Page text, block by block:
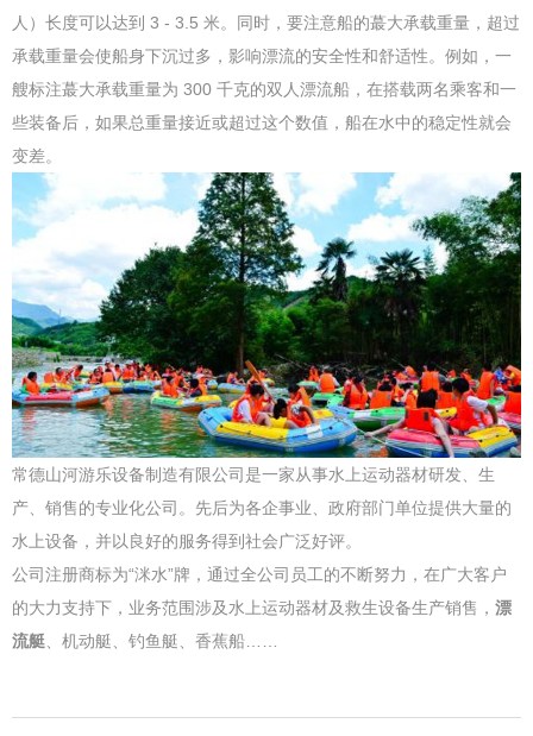
人）长度可以达到 3 - 3.5 米。同时，要注意船的蕞大承载重量，超过
承载重量会使船身下沉过多，影响漂流的安全性和舒适性。例如，一
艘标注蕞大承载重量为 300 千克的双人漂流船，在搭载两名乘客和一
些装备后，如果总重量接近或超过这个数值，船在水中的稳定性就会
变差。
常德山河游乐设备制造有限公司是一家从事水上运动器材研发、生
产、销售的专业化公司。先后为各企事业、政府部门单位提供大量的
水上设备，并以良好的服务得到社会广泛好评。
公司注册商标为“洣水”牌，通过全公司员工的不断努力，在广大客户
的大力支持下，业务范围涉及水上运动器材及救生设备生产销售， 漂
流艇 、机动艇、钓鱼艇、香蕉船……